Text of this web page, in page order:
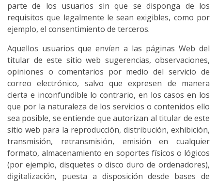
parte de los usuarios sin que se disponga de los
requisitos que legalmente le sean exigibles, como por
ejemplo, el consentimiento de terceros.
Aquellos usuarios que envíen a las páginas Web del
titular de este sitio web sugerencias, observaciones,
opiniones o comentarios por medio del servicio de
correo electrónico, salvo que expresen de manera
cierta e inconfundible lo contrario, en los casos en los
que por la naturaleza de los servicios o contenidos ello
sea posible, se entiende que autorizan al titular de este
sitio web para la reproducción, distribución, exhibición,
transmisión, retransmisión, emisión en cualquier
formato, almacenamiento en soportes físicos o lógicos
(por ejemplo, disquetes o disco duro de ordenadores),
digitalización, puesta a disposición desde bases de